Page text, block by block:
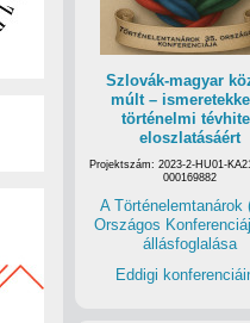
Szlovák-magyar
múlt –
történelmi
eloszlatásáért
Projektszám: 2023-2-HU01-
000169882
A Történelemtanárok
Országos
állásfoglalása
Eddigi